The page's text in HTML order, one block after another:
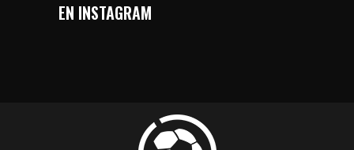
EN INSTAGRAM